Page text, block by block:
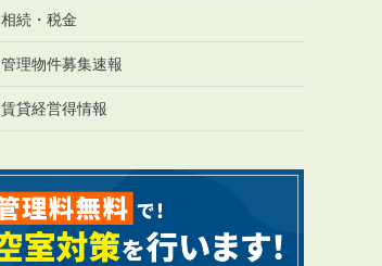
相続・税金
管理物件募集速報
賃貸経営得情報